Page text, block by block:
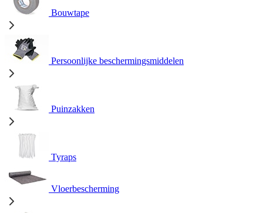
Bouwtape
Persoonlijke beschermingsmiddelen
Puinzakken
Tyraps
Vloerbescherming